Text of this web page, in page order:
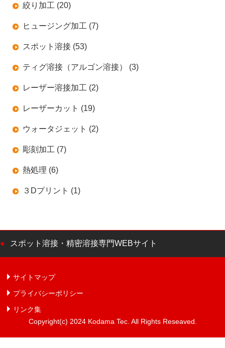
絞り加工 (20)
ヒュージング加工 (7)
スポット溶接 (53)
ティグ溶接（アルゴン溶接） (3)
レーザー溶接加工 (2)
レーザーカット (19)
ウォータジェット (2)
彫刻加工 (7)
熱処理 (6)
３Dプリント (1)
スポット溶接・精密溶接専門WEBサイト
サイトマップ
プライバシーポリシー
リンク集
Copyright(c) 2024 Kodama Tec. All Rights Reseaved.